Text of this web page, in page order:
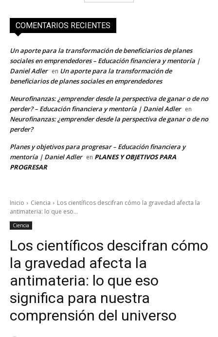
COMENTARIOS RECIENTES
Un aporte para la transformación de beneficiarios de planes
sociales en emprendedores – Educación financiera y mentoría |
Daniel Adler en Un aporte para la transformación de
beneficiarios de planes sociales en emprendedores
Neurofinanzas: ¿emprender desde la perspectiva de ganar o de no
perder? – Educación financiera y mentoría | Daniel Adler en
Neurofinanzas: ¿emprender desde la perspectiva de ganar o de no
perder?
Planes y objetivos para progresar – Educación financiera y
mentoría | Daniel Adler en PLANES Y OBJETIVOS PARA
PROGRESAR